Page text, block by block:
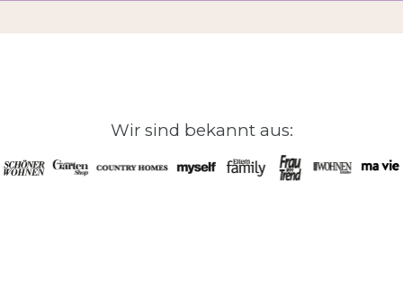
Wir sind bekannt aus: